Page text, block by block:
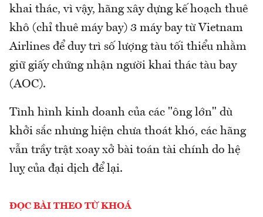
khai thác, vì vậy, hãng xây dựng kế hoạch thuê
khô (chỉ thuê máy bay) 3 máy bay từ Vietnam
Airlines để duy trì số lượng tàu tối thiểu nhằm
giữ giấy chứng nhận người khai thác tàu bay
(AOC).
Tình hình kinh doanh của các "ông lớn" dù
khởi sắc nhưng hiện chưa thoát khó, các hãng
vẫn trầy trật xoay xở bài toán tài chính do hệ
luỵ của đại dịch để lại.
ĐỌC BÀI THEO TỪ KHOÁ